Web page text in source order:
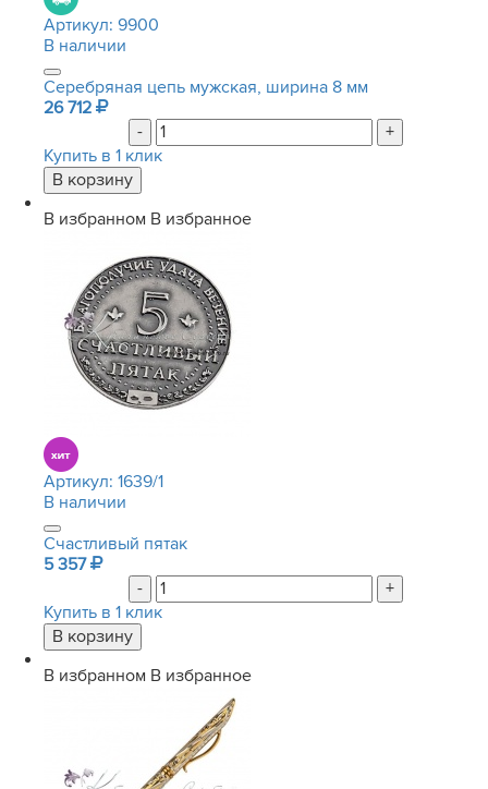
Артикул: 9900
В наличии
Серебряная цепь мужская, ширина 8 мм
26 712
-
+
Купить в 1 клик
В избранном В избранное
Артикул: 1639/1
В наличии
Счастливый пятак
5 357
-
+
Купить в 1 клик
В избранном В избранное